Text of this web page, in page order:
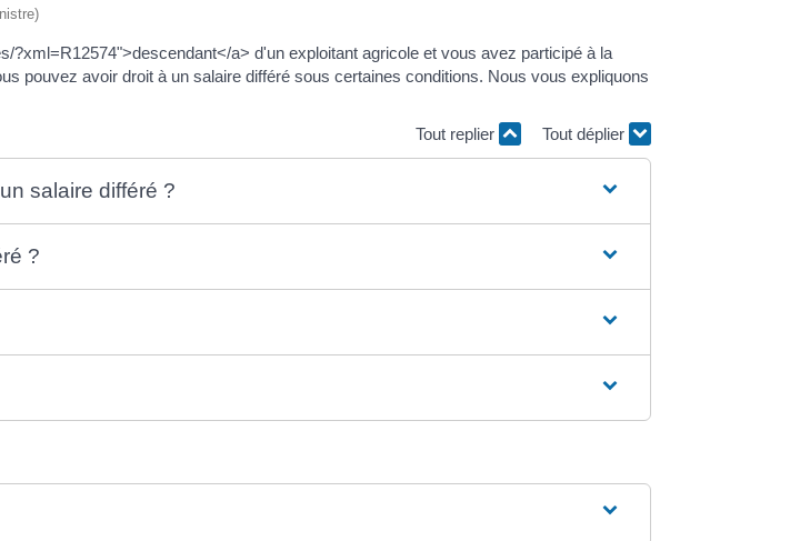
a> d'un exploitant agricole et vous avez participé à la
pouvez avoir droit à un salaire différé sous certaines conditions. Nous vous expliquons
Tout replier
Tout déplier
salaire différé ?
?